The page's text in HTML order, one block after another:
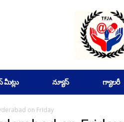
మీట్లు న్యూస్ గ్యాలరీ
on Friday